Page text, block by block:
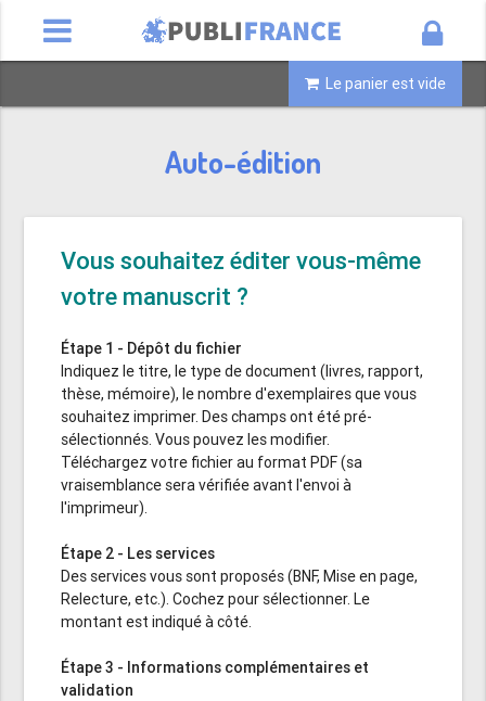
Le panier est vide
Auto-édition
Vous souhaitez éditer vous-même
votre manuscrit ?
Étape 1 - Dépôt du fichier
Indiquez le titre, le type de document (livres, rapport,
thèse, mémoire), le nombre d'exemplaires que vous
souhaitez imprimer. Des champs ont été pré-
sélectionnés. Vous pouvez les modifier.
Téléchargez votre fichier au format PDF (sa
vraisemblance sera vérifiée avant l'envoi à
l'imprimeur).
Étape 2 - Les services
Des services vous sont proposés (BNF, Mise en page,
Relecture, etc.). Cochez pour sélectionner. Le
montant est indiqué à côté.
Étape 3 - Informations complémentaires et
validation